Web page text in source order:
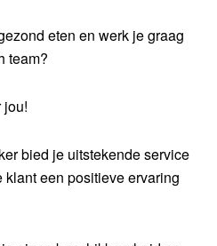
eten en werk je graag
team?
jou!
bied je uitstekende service
een positieve ervaring